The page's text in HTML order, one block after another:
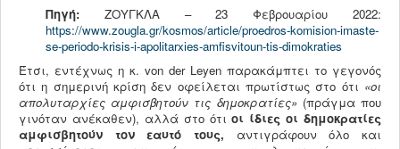
Πηγή: ΖΟΥΓΚΛΑ – 23 Φεβρουαρίου 2022:
https://www.zougla.gr/kosmos/article/proedros-komision-imaste-
se-periodo-krisis-i-apolitarxies-amfisvitoun-tis-dimokraties
Έτσι, εντέχνως η κ. von der Leyen παρακάμπτει το γεγονός
ότι η σημερινή κρίση δεν οφείλεται πρωτίστως στο ότι «οι
απολυταρχίες αμφισβητούν τις δημοκρατίες» (πράγμα που
γινόταν ανέκαθεν), αλλά στο ότιοι ίδιες οι δημοκρατίες
αμφισβητούν τον εαυτό τους, αντιγράφουν όλο και